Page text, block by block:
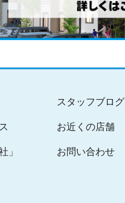
」
スタッフブログ
お近くの店舗
お問い合わせ